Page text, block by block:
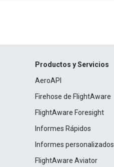
Productos y Servicios
AeroAPI
Firehose de FlightAware
FlightAware Foresight
Informes Rápidos
Informes personalizados
FlightAware Aviator